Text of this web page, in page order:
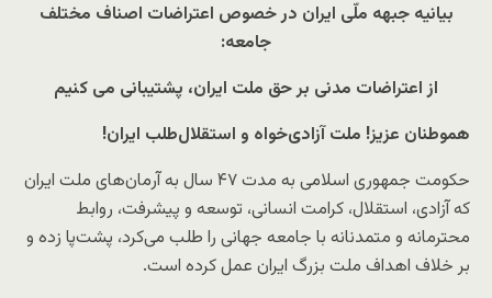
بیانیه جبهه ملّی ایران در خصوص اعتراضات اصناف مختلف
جامعه:
از اعتراضات مدنی بر حق ملت ایران، پشتیبانی می کنیم
هموطنان عزیز! ملت آزادی‌خواه و استقلال‌طلب ایران!
حکومت جمهوری اسلامی به مدت ۴۷ سال به آرمان‌های ملت ایران
که آزادی، استقلال، کرامت انسانی، توسعه و پیشرفت، روابط
محترمانه و متمدنانه با جامعه جهانی را طلب می‌کرد، پشت‌پا زده و
بر خلاف اهداف ملت بزرگ ایران عمل کرده است.